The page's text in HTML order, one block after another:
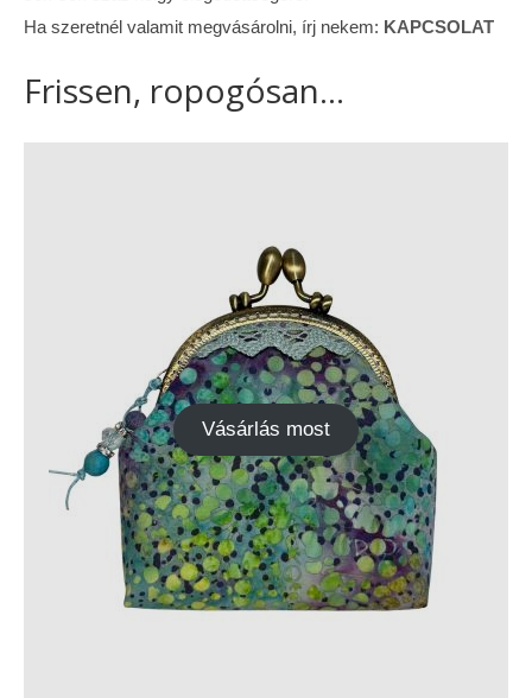
Ha szeretnél valamit megvásárolni, írj nekem: KAPCSOLAT
Frissen, ropogósan...
Vásárlás most